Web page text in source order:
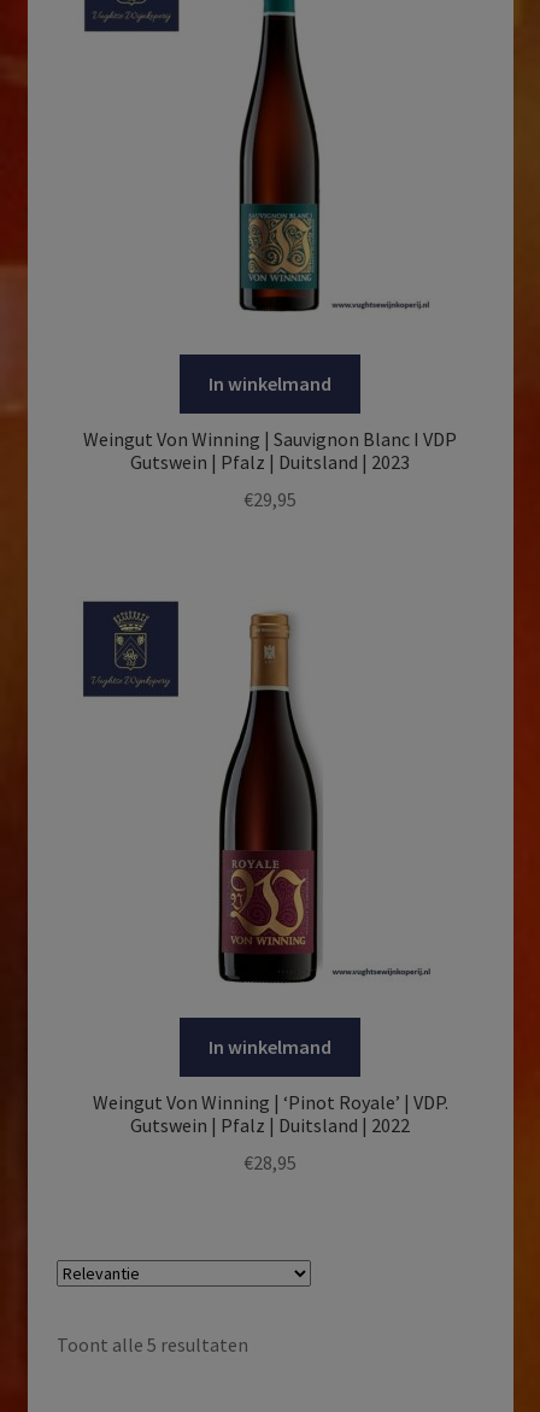
In winkelmand
Weingut Von Winning | Sauvignon Blanc I VDP
Gutswein | Pfalz | Duitsland | 2023
€29,95
In winkelmand
Weingut Von Winning | ‘Pinot Royale’ | VDP.
Gutswein | Pfalz | Duitsland | 2022
€28,95
Toont alle 5 resultaten